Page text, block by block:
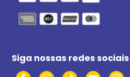
Siga nossas redes sociais